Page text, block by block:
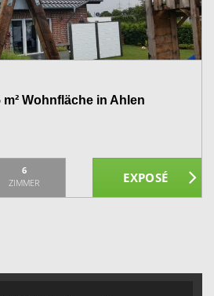
Wohnfläche in Ahlen
6
ZIMMER